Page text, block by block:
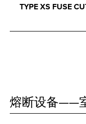
TYPE XS FUSE
熔断设备——